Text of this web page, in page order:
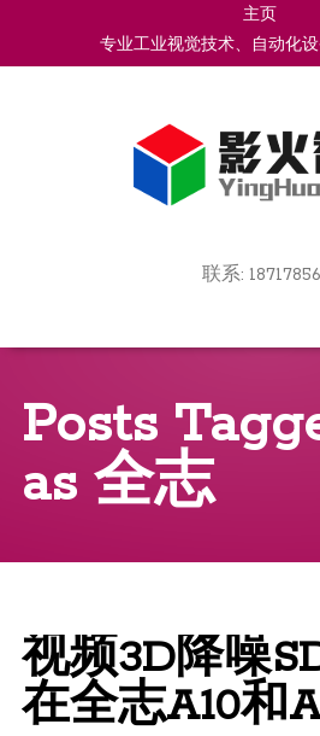
主页
专业工业视觉技术、自动化
navigation
联系:
Posts
as 全志
视频3D降噪
在全志A10和